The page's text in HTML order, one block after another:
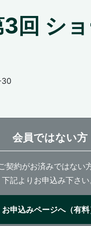
回 シ
会員ではない方
契約がお済みではない
下記よりお申込み下さい
お申込みページへ（有料